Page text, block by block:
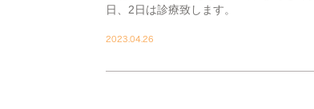
日、2日は診療致します。
2023.04.26